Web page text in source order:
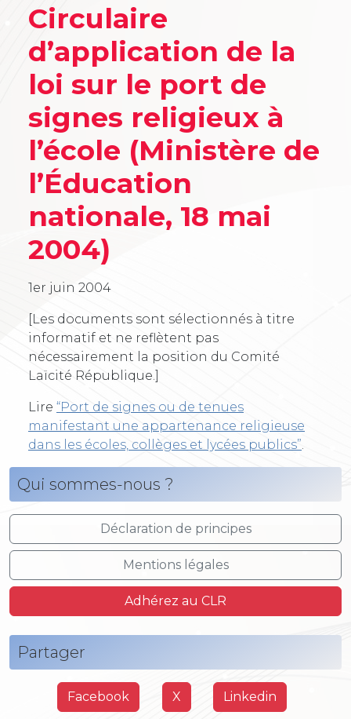
Circulaire
d’application de la
loi sur le port de
signes religieux à
l’école (Ministère de
l’Éducation
nationale, 18 mai
2004)
1er juin 2004
[Les documents sont sélectionnés à titre
informatif et ne reflètent pas
nécessairement la position du Comité
Laïcité République.]
Lire “Port de signes ou de tenues
manifestant une appartenance religieuse
dans les écoles, collèges et lycées publics”
Qui sommes-nous ?
Déclaration de principes
Mentions légales
Adhérez au CLR
Partager
Facebook X Linkedin